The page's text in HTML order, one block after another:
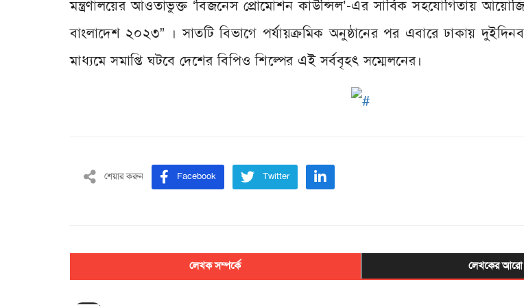
মন্ত্রণালয়ের আওতাভুক্ত ‘বিজনেস প্রোমোশন কাউন্সিল’-এর সার্বিক সহযোগিতায়
বাংলাদেশ ২০২৩” । সাতটি বিভাগে পর্যায়ক্রমিক অনুষ্ঠানের পর এবারে ঢাকায়
মাধ্যমে সমাপ্তি ঘটবে দেশের বিপিও শিল্পের এই সর্ববৃহৎ সম্মেলনের।
শেয়ার করুন Facebook Twitter
লেখক সম্পর্কে লেখকের আরো